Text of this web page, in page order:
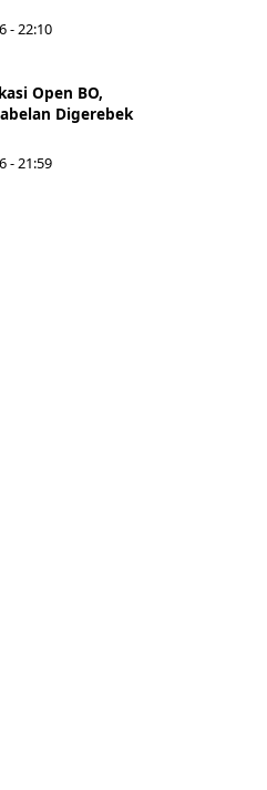
- 22:10
Open BO,
Digerebek
- 21:59